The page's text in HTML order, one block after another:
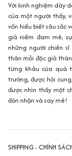
Với kinh nghiệm dày
của một người thầy,
vốn hiểu biết sâu sắc
giả niềm đam mê,
những người chiến
thân mỗi độc giả
từng khâu của quá
trường, được hỏi
được nhìn thấy mặt
đón nhận và say mê!
SHIPPING - CHÍNH